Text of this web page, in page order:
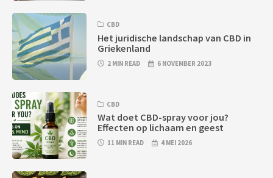
CBD
Het juridische landschap van CBD in
Griekenland
2 MIN READ 6 NOVEMBER 2023
CBD
Wat doet CBD-spray voor jou?
Effecten op lichaam en geest
11 MIN READ 4 MEI 2026